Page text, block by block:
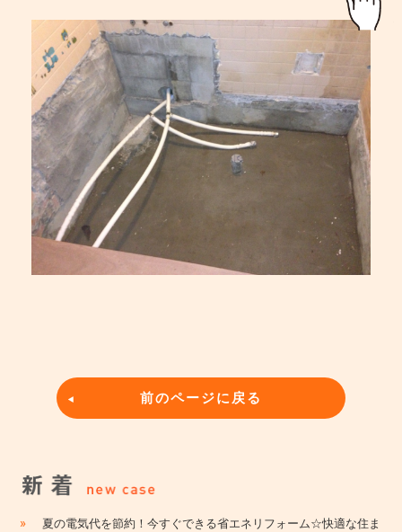
前のページに戻る
»
夏の電気代を節約！今すぐできる省エネリフォーム☆快適な住ま